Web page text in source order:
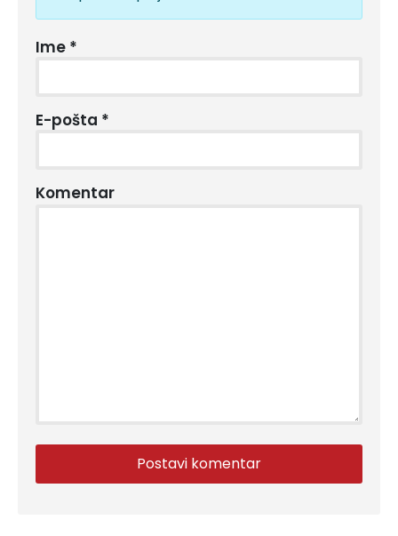
Ime *
E-pošta *
Komentar